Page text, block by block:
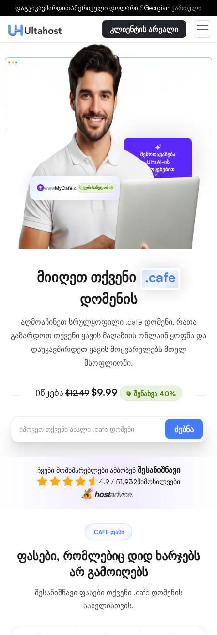
დაგვიკავშირდითᲐმერიკული დოლარი $Georgian ქართული
კლიენტის არეალი
შემოთავაზება
UltaAI-ის
გამოყენებით
wwwMyCafe.cafeხელმისაწვდომია!
მიიღეთ თქვენი .cafe
დომენის
აღმოაჩინეთ სრულყოფილი .cafe დომენი, რათა
გაზარდოთ თქვენი ყავის მაღაზიის ონლაინ ყოფნა და
დაუკავშირდეთ ყავის მოყვარულებს მთელ
მსოფლიოში.
Იწყება$12.49 $9.99 შენახვა 40%
ძებნა
ჩვენი მომხმარებლები ამბობენ შესანიშნავი
4.9 / 51,932მიმოხილვები
.CAFE ᲤᲐᲡᲘ
ფასები, რომლებიც დიდ ხარჯებს
არ გამოიღებს
შესანიშნავი ფასები თქვენი .cafe დომენის
სახელისთვის.